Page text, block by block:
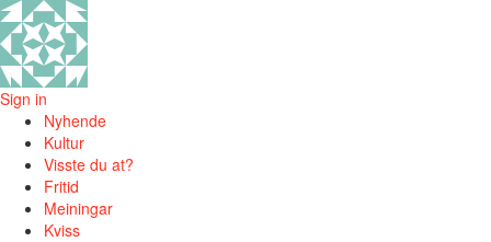
Sign in
Nyhende
Kultur
Visste du at?
Fritid
Meiningar
Kviss